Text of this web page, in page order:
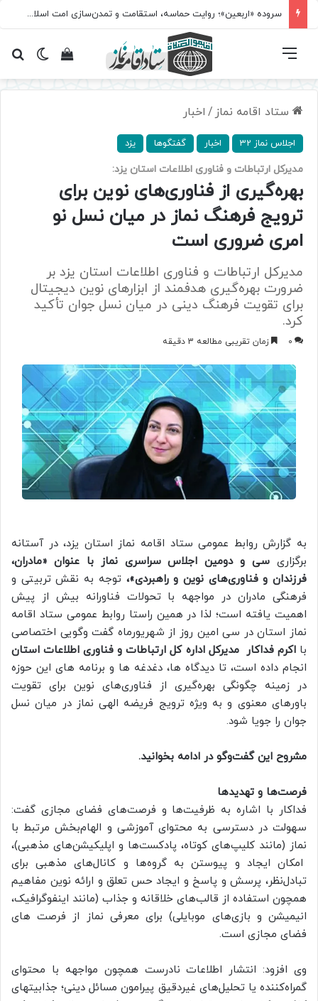
سروده‌ «اربعین»؛ روایت حماسه، استقامت و تمدن‌سازی امت اسلامی
تغییرمشاهده فهرست
ستاد اقامه نماز / اخبار
اجلاس نماز 32 اخبار گفتگوها یزد
مدیرکل ارتباطات و فناوری اطلاعات استان یزد:
بهره‌گیری از فناوری‌های نوین برای
ترویج فرهنگ نماز در میان نسل نو
امری ضروری است
مدیرکل ارتباطات و فناوری اطلاعات استان یزد بر
ضرورت بهره‌گیری هدفمند از ابزارهای نوین دیجیتال
برای تقویت فرهنگ دینی در میان نسل جوان تأکید
کرد.
0 زمان تقریبی مطالعه 3 دقیقه
به گزارش روابط عمومی ستاد اقامه نماز استان یزد، در آستانه
برگزاری سی و دومین اجلاس سراسری نماز با عنوان «مادران،
فرزندان و فناوری‌های نوین و راهبردی»، توجه به نقش تربیتی و
فرهنگی مادران در مواجهه با تحولات فناورانه بیش از پیش
اهمیت یافته است؛ لذا در همین راستا روابط عمومی ستاد اقامه
نماز استان در سی‌ امین روز از شهریورماه گفت وگویی اختصاصی
بااکرم فداکار مدیرکل اداره کل ارتباطات و فناوری اطلاعات استان
انجام داده است، تا دیدگاه ها، دغدغه ها و برنامه های این حوزه
در زمینه چگونگی بهره‌گیری از فناوری‌های نوین برای تقویت
باورهای معنوی و به ویژه ترویج فریضه الهی نماز در میان نسل
جوان را جویا شود.
مشروح این گفت‌و‌گو در ادامه بخوانید.
فرصت‌ها و تهدیدها
فداکار با اشاره به ظرفیت‌ها و فرصت‌های فضای مجازی گفت:
سهولت در دسترسی به محتوای آموزشی و الهام‌بخش مرتبط با
نماز (مانند کلیپ‌های کوتاه، پادکست‌ها و اپلیکیشن‌های مذهبی)،
امکان ایجاد و پیوستن به گروه‌ها و کانال‌های مذهبی برای
تبادل‌نظر، پرسش و پاسخ و ایجاد حس تعلق و ارائه نوین مفاهیم
همچون استفاده از قالب‌های خلاقانه و جذاب (مانند اینفوگرافیک،
انیمیشن و بازی‌های موبایلی) برای معرفی نماز از فرصت های
فضای مجازی است.
وی افزود: انتشار اطلاعات نادرست همچون مواجهه با محتوای
گمراه‌کننده یا تحلیل‌های غیردقیق پیرامون مسائل دینی؛ جذابیتهای